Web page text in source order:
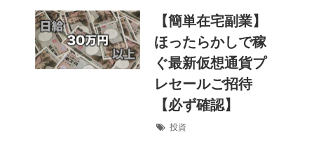
【簡単在宅副業】
ほったらかしで稼
ぐ最新仮想通貨プ
レセールご招待
【必ず確認】
投資